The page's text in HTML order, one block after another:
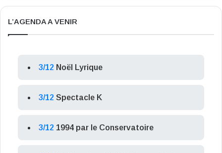
L’AGENDA A VENIR
3/12 Noël Lyrique
3/12 Spectacle K
3/12 1994 par le Conservatoire